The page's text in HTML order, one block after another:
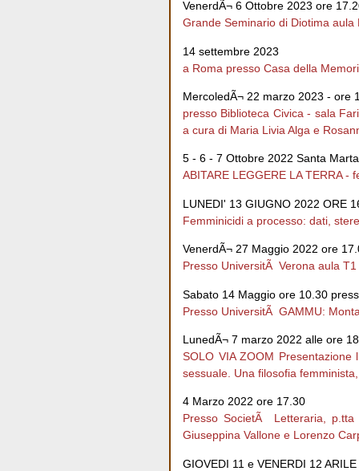
VenerdÃ¬ 6 Ottobre 2023 ore
Grande Seminario di Diotima
14 settembre 2023
a Roma presso Casa della
MercoledÃ¬ 22 marzo 2023 - ore
presso Biblioteca Civica - sala
a cura di Maria Livia Alga e
5 - 6 - 7 Ottobre 2022 Santa
ABITARE LEGGERE LA TERRA -
LUNEDI' 13 GIUGNO 2022 ORE
Femminicidi a processo: dati,
VenerdÃ¬ 27 Maggio 2022 ore
Presso UniversitÃ Verona aula
Sabato 14 Maggio ore 10.30
Presso UniversitÃ GAMMU:
LunedÃ¬ 7 marzo 2022 alle ore
SOLO VIA ZOOM
sessuale. Una filosofia
4 Marzo 2022 ore 17.30
Presso SocietÃ Letteraria,
Giuseppina Vallone e Lorenzo
GIOVEDI 11 e VENERDI 12